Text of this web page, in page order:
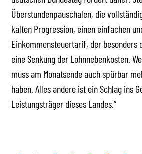
Überstundenpauschalen, die
kalten Progression, einen einfachen
Einkommensteuertarif, der besonders
eine Senkung der Lohnnebenkosten.
muss am Monatsende auch spürbar
haben. Alles andere ist ein Schlag ins
Leistungsträger dieses Landes.“